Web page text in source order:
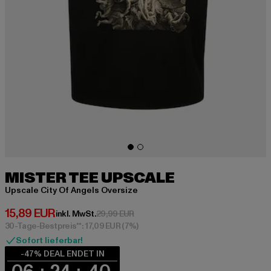
MISTER TEE UPSCALE
Upscale City Of Angels Oversize
15,89 EUR
Derzeitiger Preis: 15,89 EUR
inkl. MwSt.29,99 EURAktionspreis: 29,99 EUR
30-Tage-Bestpreis**: 17,09 EUR(7%)
Sofort lieferbar!
-47% DEAL ENDET IN